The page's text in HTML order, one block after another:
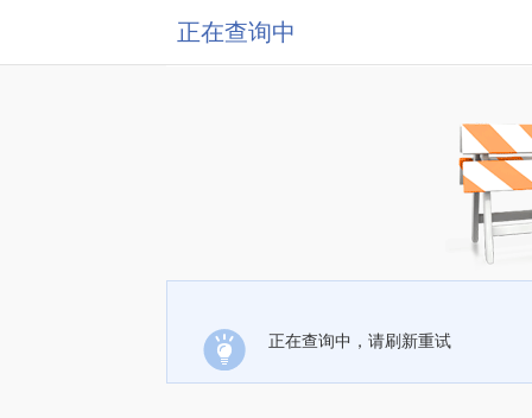
正在查询中
正在查询中，请刷新重试